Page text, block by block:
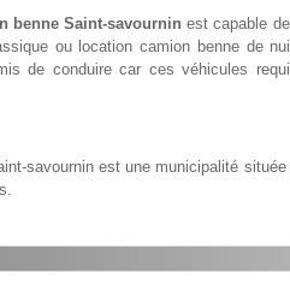
benne Saint-savournin est capable de
ou location camion benne de
de conduire car ces véhicules
savournin est une municipalité